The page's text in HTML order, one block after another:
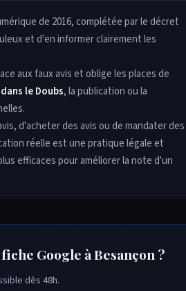
de 2016, complétée par le décret
et d'en informer clairement les
aux faux avis et oblige les places de
le Doubs, la publication ou la
d'acheter des avis ou de mandater des
réelle est une pratique légale et
efficaces pour améliorer la note d'un
Google à Besançon ?
dès 48h.